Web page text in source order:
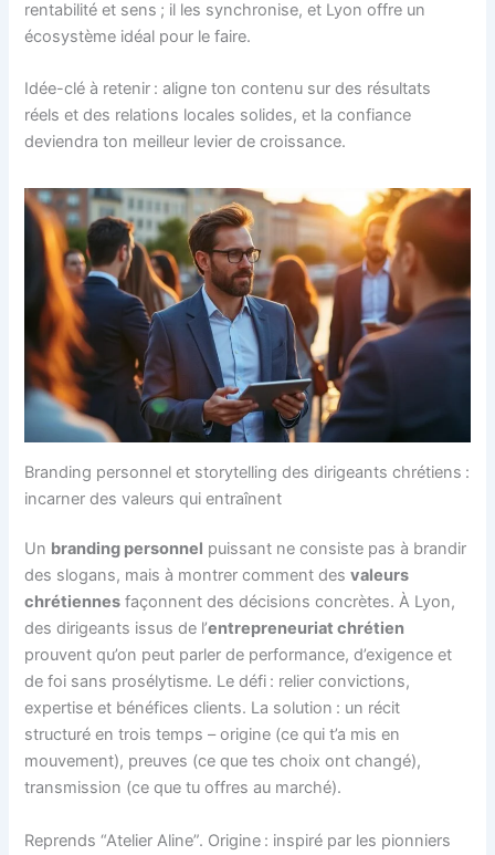
rentabilité et sens ; il les synchronise, et Lyon offre un
écosystème idéal pour le faire.
Idée-clé à retenir : aligne ton contenu sur des résultats
réels et des relations locales solides, et la confiance
deviendra ton meilleur levier de croissance.
Branding personnel et storytelling des dirigeants chrétiens :
incarner des valeurs qui entraînent
Un branding personnel puissant ne consiste pas à brandir
des slogans, mais à montrer comment desvaleurs
chrétiennes façonnent des décisions concrètes. À Lyon,
des dirigeants issus de l’entrepreneuriat chrétien
prouvent qu’on peut parler de performance, d’exigence et
de foi sans prosélytisme. Le défi : relier convictions,
expertise et bénéfices clients. La solution : un récit
structuré en trois temps – origine (ce qui t’a mis en
mouvement), preuves (ce que tes choix ont changé),
transmission (ce que tu offres au marché).
Reprends “Atelier Aline”. Origine : inspiré par les pionniers